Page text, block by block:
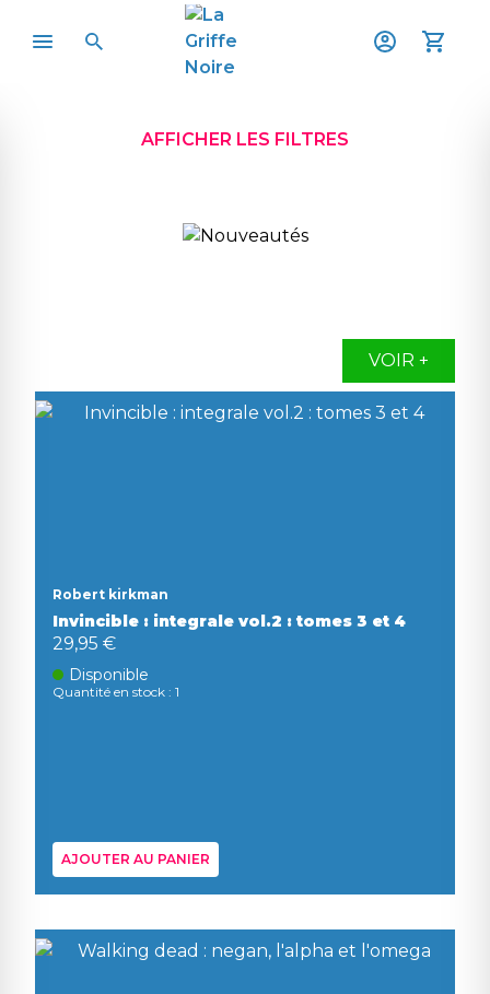
AFFICHER LES FILTRES
VOIR +
Robert kirkman
Invincible : integrale vol.2 : tomes 3 et 4
29,95 €
Disponible
Quantité en stock : 1
AJOUTER AU PANIER